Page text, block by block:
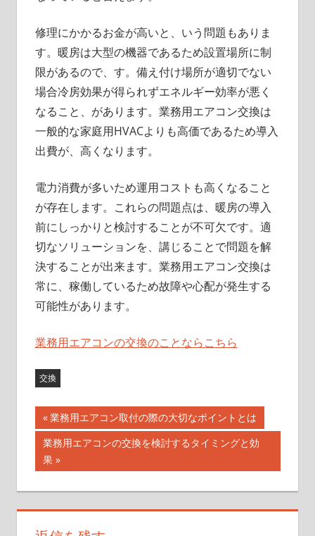
修理にかかるお金が高いと、いう問題もありま
す。暖房は大型の機器であるため設置場所に制
限があるので、す。備え付け場所が適切でない
場合冷房効果が得られずエネルギー効率が悪く
なること、があります。業務用エアコン交換は
一般的な家庭用HVACよりも高価であるため導入
出費が、高くなります。
電力消費が多いため運用コストも高くなること
が存在します。これらの問題点は、暖房の導入
前にしっかりと検討することが不可欠です。適
切なソリューションを、講じることで問題を解
決することが出来ます。業務用エアコン交換は
常に、稼働しているため故障や心配が発生する
可能性があります。
業務用エアコンの交換のことならこちら
交換
投
稿
ナ
ビ
前
の
記
事:
業務用エアコン取付の際の大切なポイントとは
次
の
事:
業務用エアコンの交換を検討するタイミングと効
果